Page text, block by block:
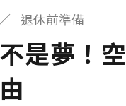
退休前準備
是夢！